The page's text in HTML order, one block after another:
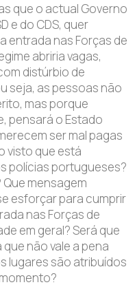
que o actual Governo
e do CDS, quer
entrada nas Forças de
abriria vagas,
distúrbio de
seja, as pessoas não
mas porque
pensará o Estado
ser mal pagas
visto que está
polícias portugueses?
mensagem
esforçar para cumprir
nas Forças de
em geral? Será que
não vale a pena
lugares são atribuídos